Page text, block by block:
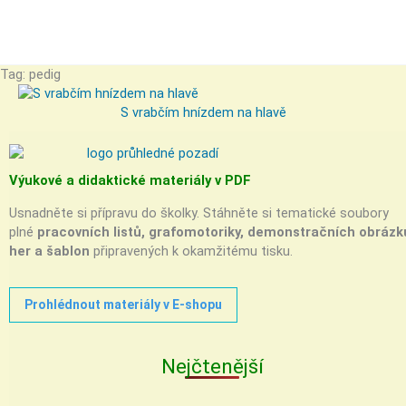
Tag: pedig
S vrabčím hnízdem na hlavě
Výukové a didaktické materiály v PDF
Usnadněte si přípravu do školky. Stáhněte si tematické soubory
plné pracovních listů, grafomotoriky, demonstračních
her a šablon připravených k okamžitému tisku.
Prohlédnout materiály v E-shopu
Nejčtenější